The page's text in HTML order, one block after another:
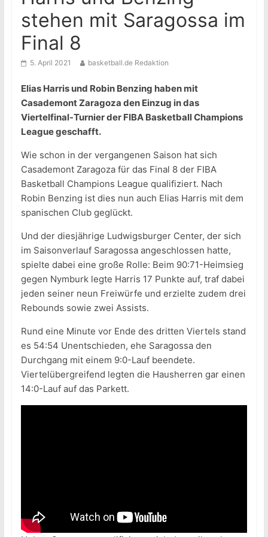
stehen mit Saragossa im
Final 8
5. April 2021 basketball.de Redaktion
Elias Harris und Robin Benzing haben mit
Casademont Zaragoza den Einzug in das
Viertelfinal-Turnier der FIBA Basketball Champions
League geschafft.
Wie schon in der vergangenen Saison hat sich
Casademont Zaragoza für das Final 8 der FIBA
Basketball Champions League qualifiziert. Nach
Robin Benzing ist dies nun auch Elias Harris mit dem
spanischen Club geglückt.
Und der diesjährige Ludwigsburger Center, der sich
im Saisonverlauf Saragossa angeschlossen hatte,
spielte dabei eine große Rolle: Beim 90:71-Heimsieg
gegen Nymburk legte Harris 17 Punkte auf, traf dabei
jeden seiner neun Freiwürfe und erzielte zudem drei
Rebounds sowie zwei Assists.
Rund eine Minute vor Ende des dritten Viertels stand
es 54:54 Unentschieden, ehe Saragossa den
Durchgang mit einem 9:0-Lauf beendete.
Viertelübergreifend legten die Hausherren gar einen
14:0-Lauf auf das Parkett.